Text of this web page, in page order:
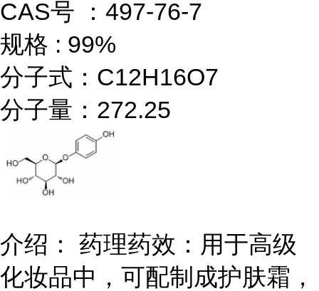
CAS号 ：497-76-7
规格 : 99%
分子式：C12H16O7
分子量：272.25
介绍： 药理药效：用于高级
化妆品中，可配制成护肤霜，